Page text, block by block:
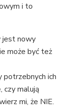
i to
jest nowy
może być też
ich
czy malują
mi, że NIE.